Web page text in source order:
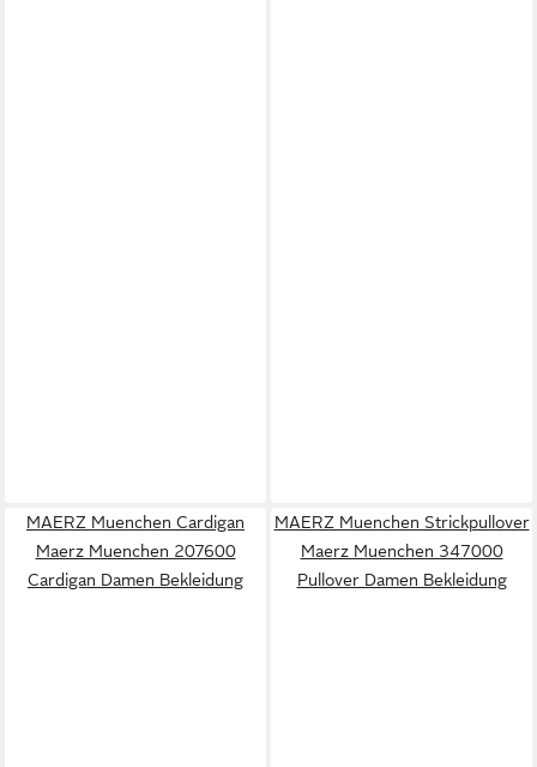
MAERZ Muenchen Cardigan
Maerz Muenchen 207600
Cardigan Damen Bekleidung
MAERZ Muenchen Strickpullover
Maerz Muenchen 347000
Pullover Damen Bekleidung